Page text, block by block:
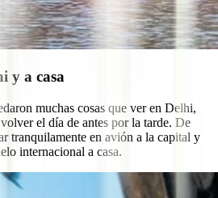
y a casa
muchas cosas que ver en Delhi,
el día de antes por la tarde. De
tranquilamente en avión a la capital y
internacional a casa.